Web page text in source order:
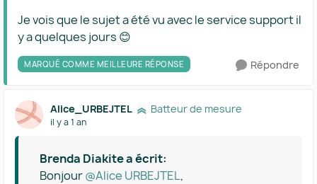
Je vois que le sujet a été vu avec le service support il
y a quelques jours 😊
MARQUÉ COMME MEILLEURE RÉPONSE Répondre
Alice_URBEJTEL Batteur de mesure
il y a 1 an
Brenda Diakite a écrit:
Bonjour ​@Alice URBEJTEL,